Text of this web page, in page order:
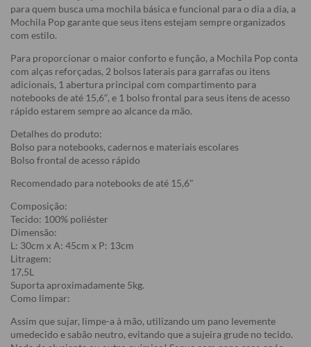
para quem busca uma mochila básica e funcional para o dia a dia, a
Mochila Pop garante que seus itens estejam sempre organizados
com estilo.
Para proporcionar o maior conforto e função, a Mochila Pop conta
com alças reforçadas, 2 bolsos laterais para garrafas ou itens
adicionais, 1 abertura principal com compartimento para
notebooks de até 15,6”, e 1 bolso frontal para seus itens de acesso
rápido estarem sempre ao alcance da mão.
Detalhes do produto:
Bolso para notebooks, cadernos e materiais escolares
Bolso frontal de acesso rápido
Recomendado para notebooks de até 15,6"
Composição:
Tecido: 100% poliéster
Dimensão:
L: 30cm x A: 45cm x P: 13cm
Litragem:
17,5L
Suporta aproximadamente 5kg.
Como limpar:
Assim que sujar, limpe-a à mão, utilizando um pano levemente
umedecido e sabão neutro, evitando que a sujeira grude no tecido.